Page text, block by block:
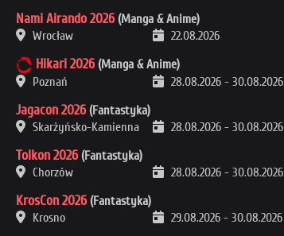
Nami Airando 2026 (Manga & Anime)
Wrocław
22.08.2026
Hikari 2026 (Manga & Anime)
Poznań
28.08.2026 - 30.08.2026
Jagacon 2026 (Fantastyka)
Skarżyńsko-Kamienna
28.08.2026 - 30.08.2026
Tolkon 2026 (Fantastyka)
Chorzów
28.08.2026 - 30.08.2026
KrosCon 2026 (Fantastyka)
Krosno
29.08.2026 - 30.08.2026